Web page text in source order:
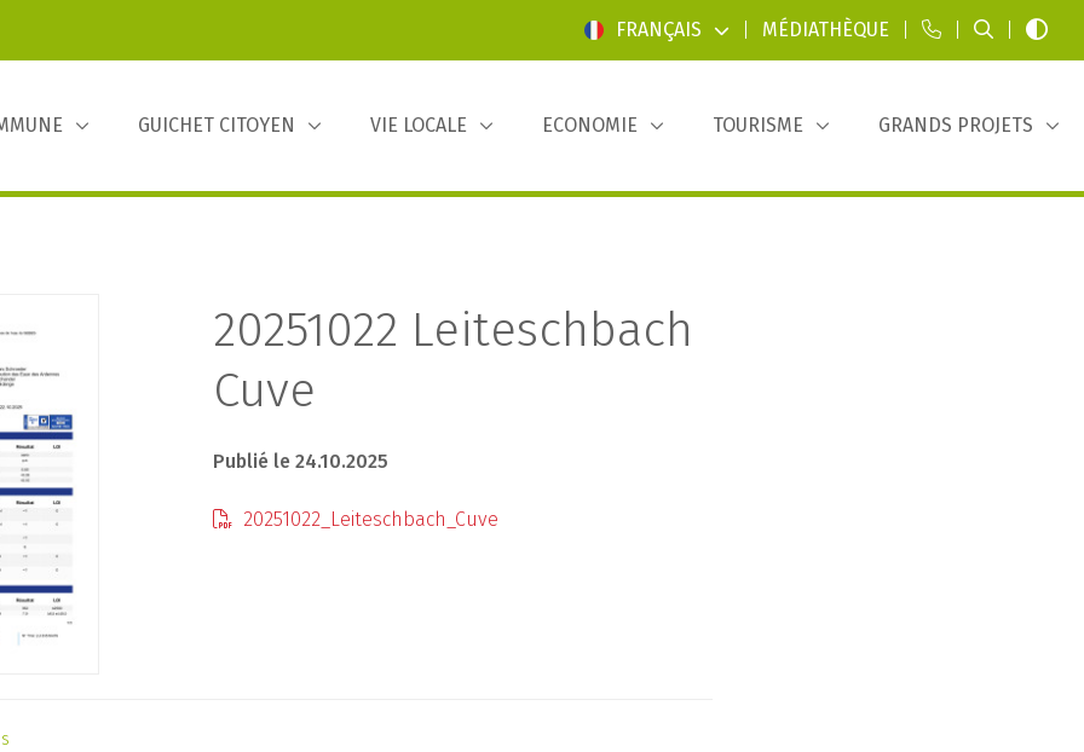
FRANÇAIS MÉDIATHÈQUE
GUICHET CITOYEN VIE LOCALE ECONOMIE TOURISME GRANDS PROJETS
20251022 Leiteschbach
Cuve
Publié le 24.10.2025
20251022_Leiteschbach_Cuve